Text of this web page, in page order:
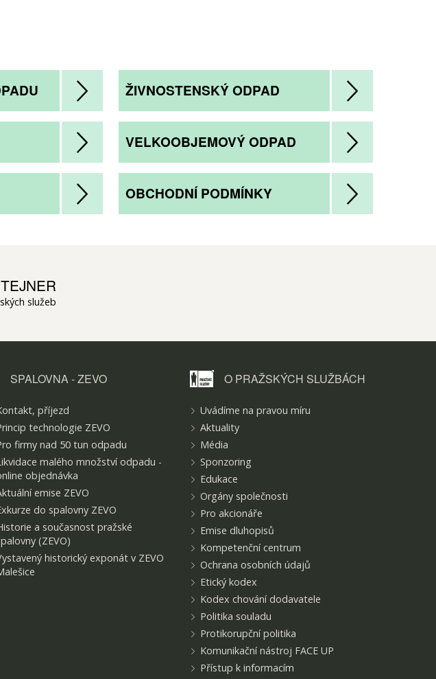
ŽIVNOSTENSKÝ ODPAD
VELKOOBJEMOVÝ ODPAD
OBCHODNÍ PODMÍNKY
služeb
SPALOVNA - ZEVO
příjezd
technologie ZEVO
firmy nad 50 tun odpadu
malého množství odpadu -
objednávka
emise ZEVO
do spalovny ZEVO
a současnost pražské
(ZEVO)
historický exponát v ZEVO
O PRAŽSKÝCH SLUŽBÁCH
Uvádíme na pravou míru
Aktuality
Média
Sponzoring
Edukace
Orgány společnosti
Pro akcionáře
Emise dluhopisů
Kompetenční centrum
Ochrana osobních údajů
Etický kodex
Kodex chování dodavatele
Politika souladu
Protikorupční politika
Komunikační nástroj FACE UP
Přístup k informacím